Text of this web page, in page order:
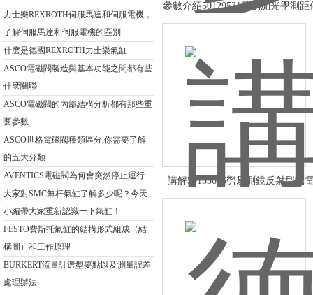
力士樂REXROTH伺服馬達和伺服電機，
了解伺服馬達和伺服電機的區別
什麽是德國REXROTH力士樂氣缸
ASCO電磁閥製造與基本功能之間都有些
什麽關聯
ASCO電磁閥的內部結構分析都有那些重
要參數
ASCO世格電磁閥種類區分,你需要了解
的五大分類
AVENTICS電磁閥為何會突然停止運行
大家對SMC無杆氣缸了解多少呢？今天
小編帶大家重新認識一下氣缸！
FESTO費斯托氣缸的結構形式組成（結
構圖）和工作原理
BURKERT流量計選型要點以及測量誤差
處理辦法
參數介紹50129531勞易測光學測距
講解50133645勞易測鏡反射型光